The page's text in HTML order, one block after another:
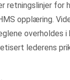
retningslinjer for
opplæring.
overholdes i
lederens